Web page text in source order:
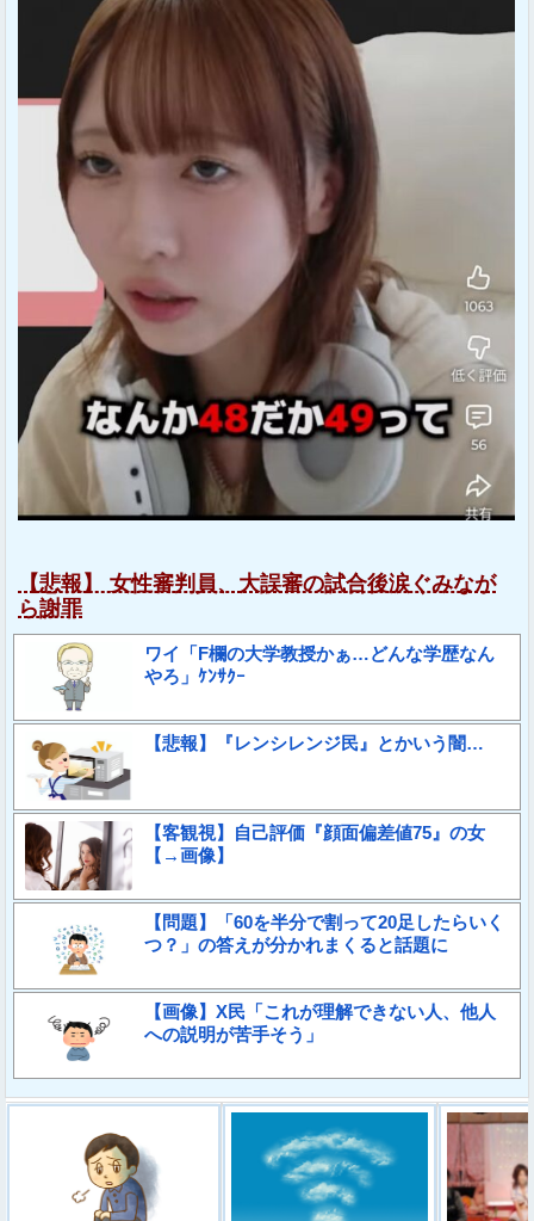
【悲報】 女性審判員、大誤審の試合後涙ぐみなが
ら謝罪
ワイ「F欄の大学教授かぁ…どんな学歴なん
やろ」ｹﾝｻｸｰ
【悲報】『レンシレンジ民』とかいう闇…
【客観視】自己評価『顔面偏差値75』の女
【→画像】
【問題】「60を半分で割って20足したらいく
つ？」の答えが分かれまくると話題に
【画像】X民「これが理解できない人、他人
への説明が苦手そう」